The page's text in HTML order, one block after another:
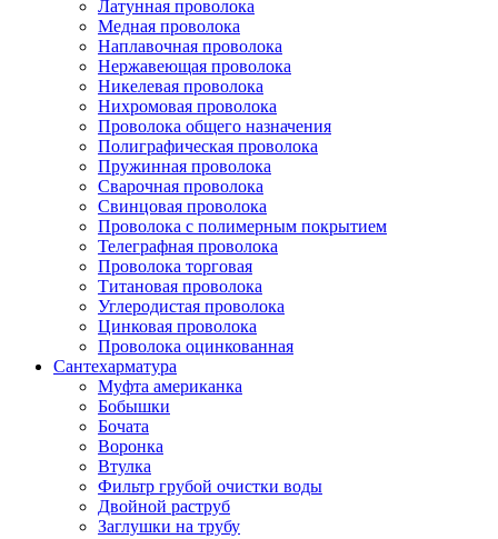
Латунная проволока
Медная проволока
Наплавочная проволока
Нержавеющая проволока
Никелевая проволока
Нихромовая проволока
Проволока общего назначения
Полиграфическая проволока
Пружинная проволока
Сварочная проволока
Свинцовая проволока
Проволока с полимерным покрытием
Телеграфная проволока
Проволока торговая
Титановая проволока
Углеродистая проволока
Цинковая проволока
Проволока оцинкованная
Сантехарматура
Муфта американка
Бобышки
Бочата
Воронка
Втулка
Фильтр грубой очистки воды
Двойной раструб
Заглушки на трубу